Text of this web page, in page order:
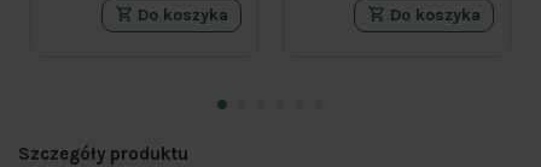
Do koszyka Do koszyka
Szczegóły produktu